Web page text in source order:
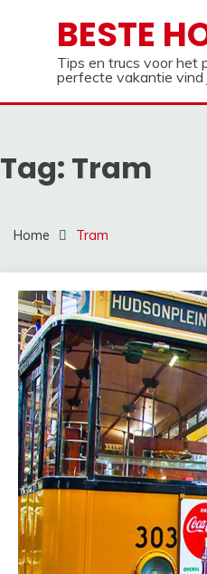
BESTE
Tips en trucs voor het
perfecte vakantie vind
Tag: Tram
Home Tram